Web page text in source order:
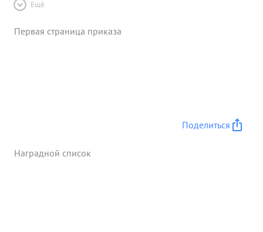
Ещё
Первая страница приказа
Поделиться
Наградной список